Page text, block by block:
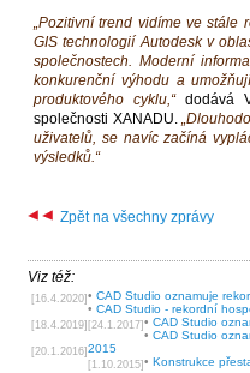
„Pozitivní trend vidíme ve stále
GIS technologií Autodesk v
společnostech. Moderní
konkurenční výhodu a
produktového cyklu,“dodává
společnosti XANADU.
uživatelů, se navíc začíná
výsledků.“
Zpět na všechny zprávy
Viz též:
• CAD Studio oznamuje
[16.4.2020]
• CAD Studio - rekordní
[18.4.2019] • CAD Studio
[24.1.2017]
• CAD Studio
2015
[20.1.2016]
• Konstrukce
[1.10.2015]